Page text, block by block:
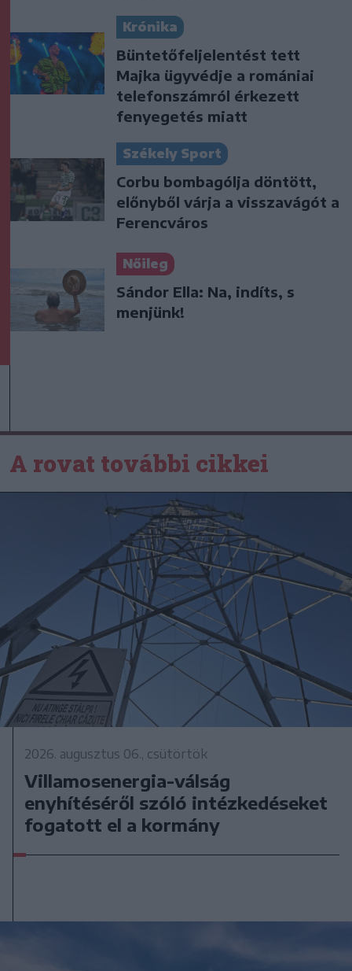
Krónika
Büntetőfeljelentést tett
Majka ügyvédje a romániai
telefonszámról érkezett
fenyegetés miatt
Székely Sport
Corbu bombagólja döntött,
előnyből várja a visszavágót a
Ferencváros
Nőileg
Sándor Ella: Na, indíts, s
menjünk!
A rovat további cikkei
2026. augusztus 06., csütörtök
Villamosenergia-válság
enyhítéséről szóló intézkedéseket
fogatott el a kormány